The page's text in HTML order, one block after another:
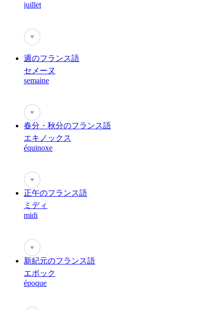
juillet
♥
週のフランス語
セメーヌ
semaine
♥
春分・秋分のフランス語
エキノックス
équinoxe
♥
正午のフランス語
ミディ
midi
♥
新紀元のフランス語
エポック
époque